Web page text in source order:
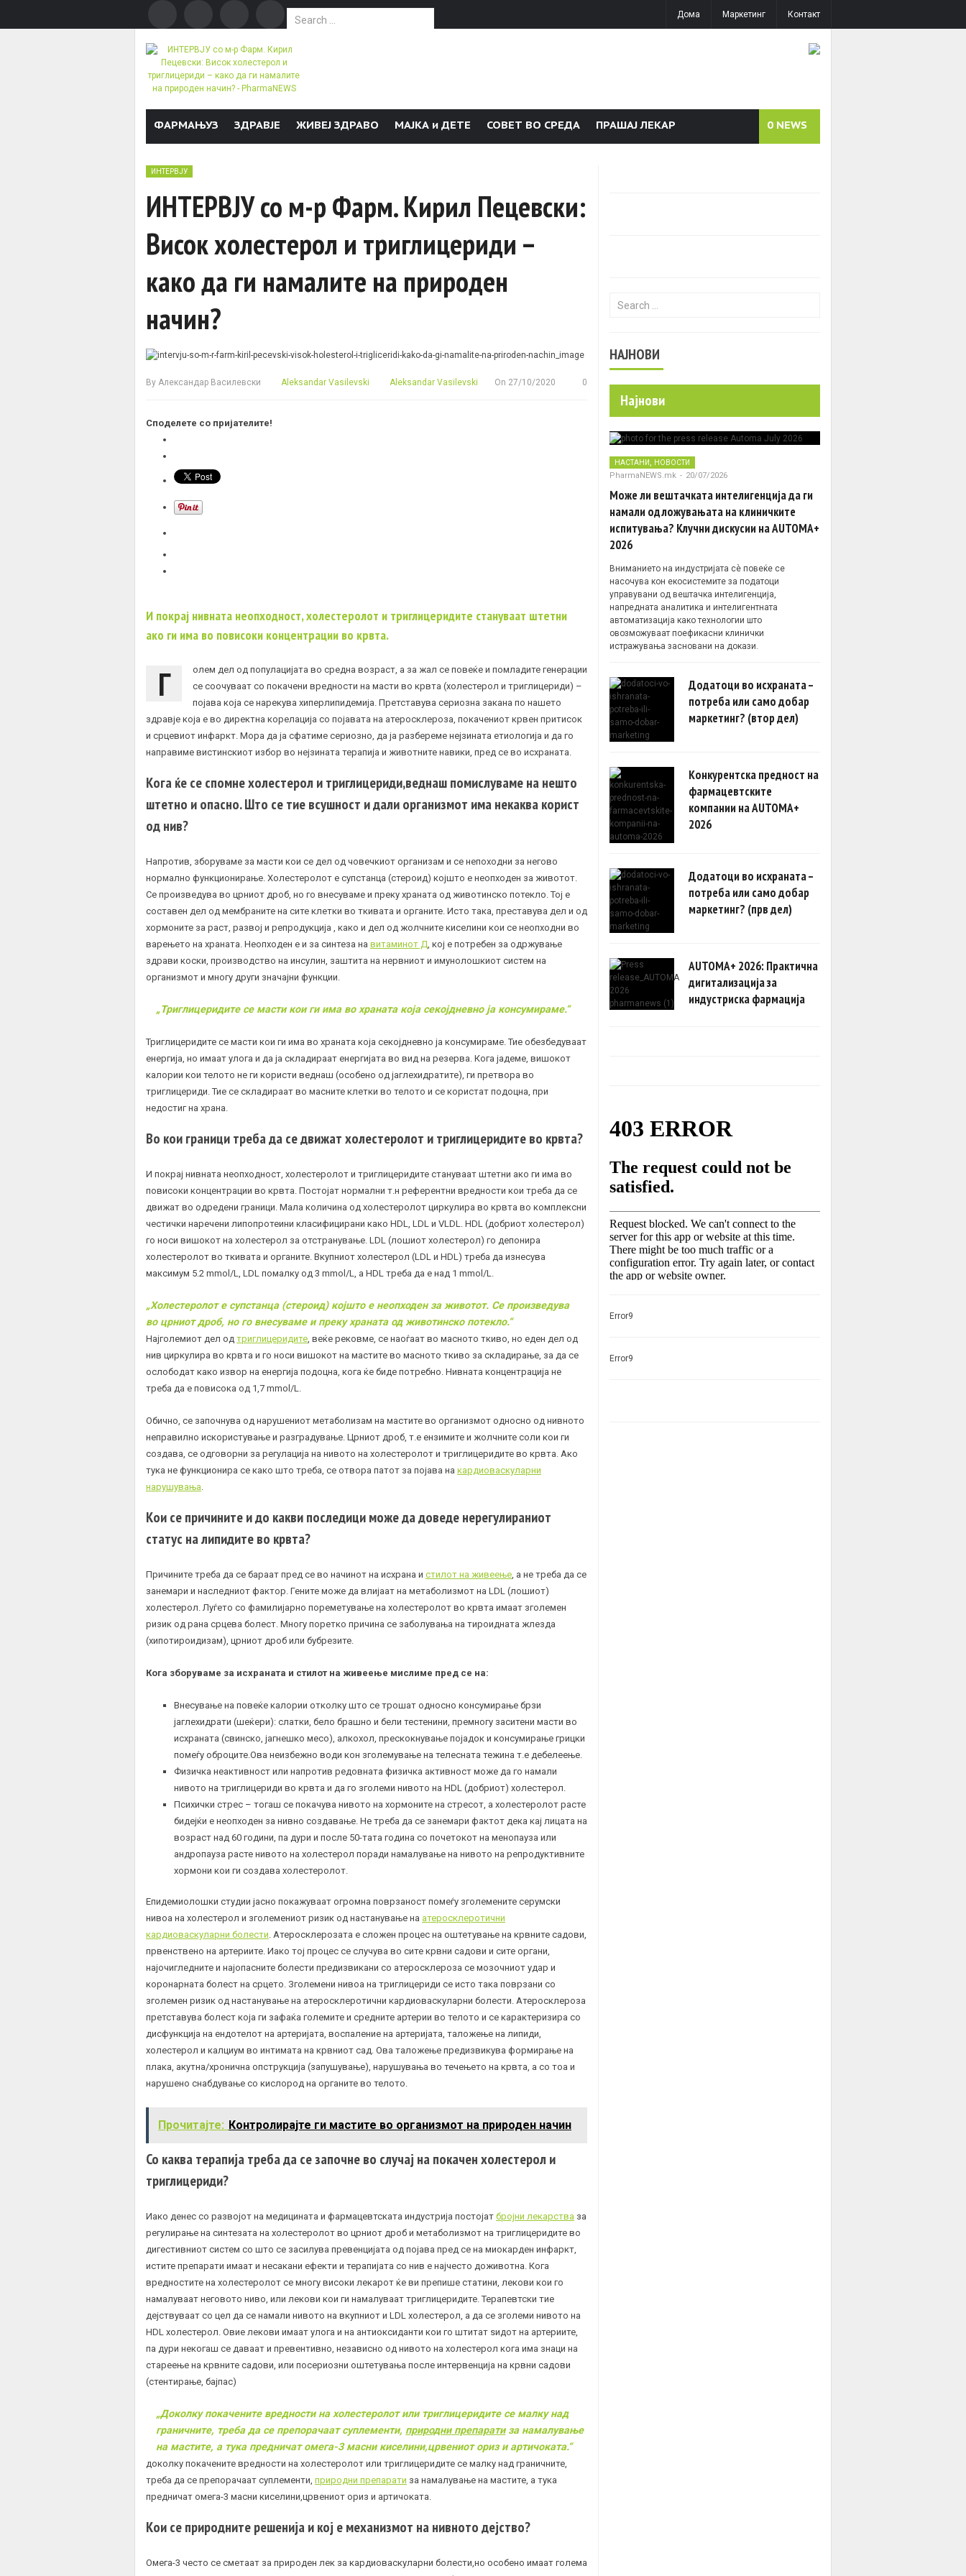
Search for:
Дома Маркетинг Контакт
ФАРМАЊУЗ ЗДРАВЈЕ ЖИВЕЈ ЗДРАВО МАЈКА и ДЕТЕ СОВЕТ ВО СРЕДА ПРАШАЈ ЛЕКАР 0 NEWS
ИНТЕРВЈУ
ИНТЕРВЈУ со м-р Фарм. Кирил Пецевски:
Висок холестерол и триглицериди –
како да ги намалите на природен
начин?
By Александар Василевски Aleksandar Vasilevski Aleksandar Vasilevski On 27/10/2020 0
Споделете со пријателите!
И покрај нивната неопходност, холестеролот и триглицеридите стануваат штетни
ако ги има во повисоки концентрации во крвта.
Г
олем дел од популацијата во средна возраст, а за жал се повеќе и помладите генерации
се соочуваат со покачени вредности на масти во крвта (холестерол и триглицериди) –
појава која се нарекува хиперлипидемија. Претставува сериозна закана по нашето
здравје која е во директна корелација со појавата на атеросклероза, покачениот крвен притисок
и срцевиот инфаркт. Мора да ја сфатиме сериозно, да ја разбереме нејзината етиологија и да го
направиме вистинскиот избор во нејзината терапија и животните навики, пред се во исхраната.
Кога ќе се спомне холестерол и триглицериди,веднаш помислуваме на нешто
штетно и опасно. Што се тие всушност и дали организмот има некаква корист
од нив?
Напротив, зборуваме за масти кои се дел од човечкиот организам и се непоходни за негово
нормално функционирање. Холестеролот е супстанца (стероид) којшто е неопходен за животот.
Се произведува во црниот дроб, но го внесуваме и преку храната од животинско потекло. Тој е
составен дел од мембраните на сите клетки во ткивата и органите. Исто така, преставува дел и од
хормоните за раст, развој и репродукција , како и дел од жолчните киселини кои се неопходни во
варењето на храната. Неопходен е и за синтеза на витаминот Д, кој е потребен за одржување
здрави коски, производство на инсулин, заштита на нервниот и имунолошкиот систем на
организмот и многу други значајни функции.
„Триглицеридите се масти кои ги има во храната која секојдневно ја консумираме.“
Триглицеридите се масти кои ги има во храната која секојдневно ја консумираме. Тие обезбедуваат
енергија, но имаат улога и да ја складираат енергијата во вид на резерва. Кога јадеме, вишокот
калории кои телото не ги користи веднаш (особено од јаглехидратите), ги претвора во
триглицериди. Тие се складираат во масните клетки во телото и се користат подоцна, при
недостиг на храна.
Во кои граници треба да се движат холестеролот и триглицеридите во крвта?
И покрај нивната неопходност, холестеролот и триглицеридите стануваат штетни ако ги има во
повисоки концентрации во крвта. Постојат нормални т.н референтни вредности кои треба да се
движат во одредени граници. Мала количина од холестеролот циркулира во крвта во комплексни
честички наречени липопротеини класифицирани како HDL, LDL и VLDL. HDL (добриот холестерол)
го носи вишокот на холестерол за отстранување. LDL (лошиот холестерол) го депонира
холестеролот во ткивата и органите. Вкупниот холестерол (LDL и HDL) треба да изнесува
максимум 5.2 mmol/L, LDL помалку од 3 mmol/L, а HDL треба да е над 1 mmol/L.
„Холестеролот е супстанца (стероид) којшто е неопходен за животот. Се произведува
во црниот дроб, но го внесуваме и преку храната од животинско потекло.“
Најголемиот дел од триглицеридите, веќе рековме, се наоѓаат во масното ткиво, но еден дел од
нив циркулира во крвта и го носи вишокот на мастите во масното ткиво за складирање, за да се
ослободат како извор на енергија подоцна, кога ќе биде потребно. Нивната концентрација не
треба да е повисока од 1,7 mmol/L.
Обично, се започнува од нарушениот метаболизам на мастите во организмот односно од нивното
неправилно искористување и разградување. Црниот дроб, т.е ензимите и жолчните соли кои ги
создава, се одговорни за регулација на нивото на холестеролот и триглицеридите во крвта. Ако
тука не функционира се како што треба, се отвора патот за појава на кардиоваскуларни
нарушувања.
Кои се причините и до какви последици може да доведе нерегулираниот
статус на липидите во крвта?
Причините треба да се бараат пред се во начинот на исхрана и стилот на живеење, а не треба да се
занемари и наследниот фактор. Гените може да влијаат на метаболизмот на LDL (лошиот)
холестерол. Луѓето со фамилијарно пореметување на холестеролот во крвта имаат зголемен
ризик од рана срцева болест. Многу поретко причина се заболувања на тироидната жлезда
(хипотироидизам), црниот дроб или бубрезите.
Кога зборуваме за исхраната и стилот на живеење мислиме пред се на:
Внесување на повеќе калории отколку што се трошат односно консумирање брзи
јаглехидрати (шеќери): слатки, бело брашно и бели тестенини, премногу заситени масти во
исхраната (свинско, јагнешко месо), алкохол, прескокнување појадок и консумирање грицки
помеѓу оброците.Ова неизбежно води кон зголемување на телесната тежина т.е дебелеење.
Физичка неактивност или напротив редовната физичка активност може да го намали
нивото на триглицериди во крвта и да го зголеми нивото на HDL (добриот) холестерол.
Психички стрес – тогаш се покачува нивото на хормоните на стресот, а холестеролот расте
бидејќи е неопходен за нивно создавање. Не треба да се занемари фактот дека кај лицата на
возраст над 60 години, па дури и после 50-тата година со почетокот на менопауза или
андропауза расте нивото на холестерол поради намалување на нивото на репродуктивните
хормони кои ги создава холестеролот.
Епидемиолошки студии јасно покажуваат огромна поврзаност помеѓу зголемените серумски
нивоа на холестерол и зголемениот ризик од настанување на атеросклеротични
кардиоваскуларни болести . Атеросклерозата е сложен процес на оштетување на крвните садови,
првенствено на артериите. Иако тој процес се случува во сите крвни садови и сите органи,
најочигледните и најопасните болести предизвикани со атеросклероза се мозочниот удар и
коронарната болест на срцето. Зголемени нивоа на триглицериди се исто така поврзани со
зголемен ризик од настанување на атеросклеротични кардиоваскуларни болести. Aтеросклероза
претставува болест која ги зафаќа големите и средните артерии во телото и се карактеризира со
дисфункција на ендотелот на артеријата, воспаление на артеријата, таложење на липиди,
холестерол и калциум во интимата на крвниот сад. Ова таложење предизвикува формирање на
плака, акутна/хронична опструкција (запушување), нарушувања во течењето на крвта, а со тоа и
нарушено снабдување со кислород на органите во телото.
Прочитајте: Контролирајте ги мастите во организмот на природен начин
Со каква терапија треба да се започне во случај на покачен холестерол и
триглицериди?
Иако денес со развојот на медицината и фармацевтската индустрија постојат бројни лекарства за
регулирање на синтезата на холестеролот во црниот дроб и метаболизмот на триглицеридите во
дигестивниот систем со што се засилува превенцијата од појава пред се на миокарден инфаркт,
истите препарати имаат и несакани ефекти и терапијата со нив е најчесто доживотна. Кога
вредностите на холестеролот се многу високи лекарот ќе ви препише статини, лекови кои го
намалуваат неговото ниво, или лекови кои ги намалуваат триглицеридите. Терапевтски тие
дејствуваат со цел да се намали нивото на вкупниот и LDL холестерол, а да се зголеми нивото на
HDL холестерол. Овие лекови имаат улога и на антиоксиданти кои го штитат ѕидот на артериите,
па дури некогаш се даваат и превентивно, независно од нивото на холестерол кога има знаци на
стареење на крвните садови, или посериозни оштетувања после интервенција на крвни садови
(стентирање, бајпас)
„Доколку покачените вредности на холестеролот или триглицеридите се малку над
граничните, треба да се препорачаат суплементи, природни препаратиза намалување
на мастите, а тука предничат омега-3 масни киселини,црвениот ориз и артичоката.“
доколку покачените вредности на холестеролот или триглицеридите се малку над граничните,
треба да се препорачаат суплементи, природни препарати за намалување на мастите, а тука
предничат омега-3 масни киселини,црвениот ориз и артичоката.
Кои се природните решенија и кој е механизмот на нивното дејство?
Омега-3 често се сметаат за природен лек за кардиоваскуларни болести,но особено имаат голема
Search for:
НАЈНОВИ
Најнови
НАСТАНИ , НОВОСТИ
PharmaNEWS.mk - 20/07/2026
Може ли вештачката интелигенција да ги
намали одложувањата на клиничките
испитувања? Клучни дискусии на AUTOMA+
2026
Вниманието на индустријата сè повеќе се
насочува кон екосистемите за податоци
управувани од вештачка интелигенција,
напредната аналитика и интелигентната
автоматизација како технологии што
овозможуваат поефикасни клинички
истражувања засновани на докази.
Додатоци во исхраната –
потреба или само добар
маркетинг? (втор дел)
Конкурентска предност на
фармацевтските
компании на AUTOMA+
2026
Додатоци во исхраната –
потреба или само добар
маркетинг? (прв дел)
AUTOMA+ 2026: Практична
дигитализација за
индустриска фармација
Error9
Error9